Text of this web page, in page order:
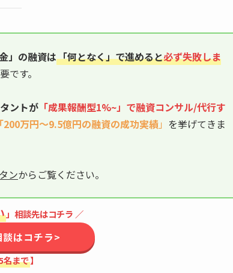
」 の融資は「何となく」で進めると必ず失敗しま
です。
ントが 「成果報酬型1%~」で融資コンサル/代行す
「200万円〜9.5億円の融資の成功実績」 を挙げてきま
ンからご覧ください。
」相談先はコチラ ／
はコチラ>
名まで】